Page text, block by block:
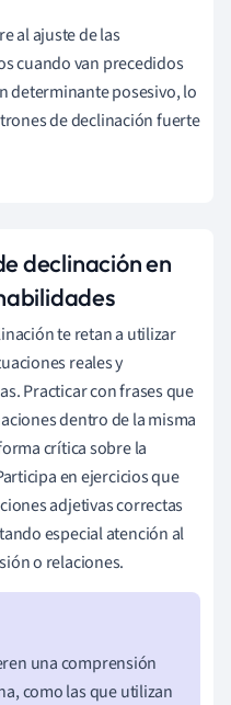
al ajuste de las
cuando van precedidos
determinante posesivo, lo
de declinación fuerte
declinación en
te retan a utilizar
reales y
Practicar con frases que
dentro de la misma
crítica sobre la
en ejercicios que
adjetivas correctas
especial atención al
o relaciones.
una comprensión
como las que utilizan